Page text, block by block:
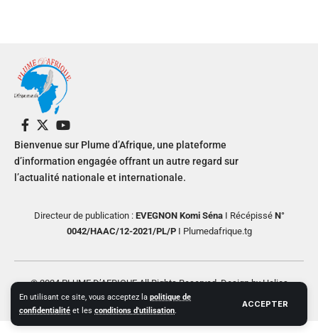
En utilisant ce site, vous acceptez la politique de
confidentialité et les conditions d'utilisation.
ACCEPTER
Bienvenue sur Plume d’Afrique, une plateforme
d’information engagée offrant un autre regard sur
l’actualité nationale et internationale.
Directeur de publication : EVEGNON Komi SénaI RécépisséN°
0042/HAAC/12-2021/PL/PI Plumedafrique.tg
© 2024 PLUME D’AFRIQUE All Rights Reserved. Design by Helios
Creative